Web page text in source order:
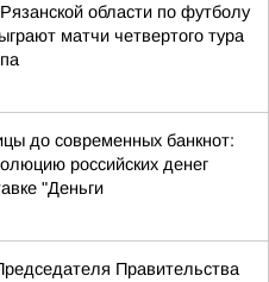
области по футболу
матчи четвертого тура
до современных банкнот:
российских денег
"Деньги
Правительства